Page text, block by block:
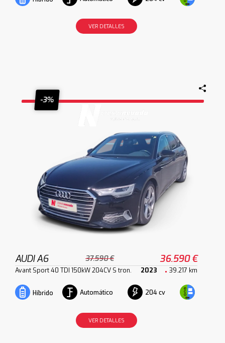
VER DETALLES
-3%
AUDI A6 37.590 € 36.590 €
Avant Sport 40 TDI 150kW 204CV S tron. 2023 39.217 km
Híbrido Automático 204 cv
VER DETALLES